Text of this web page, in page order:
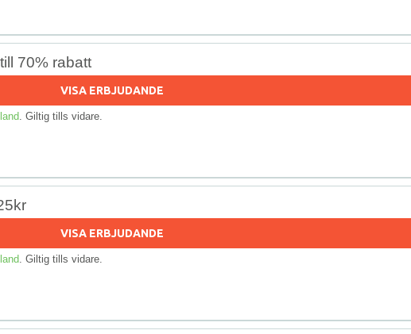
70% rabatt
VISA ERBJUDANDE
. Giltig tills vidare.
VISA ERBJUDANDE
. Giltig tills vidare.